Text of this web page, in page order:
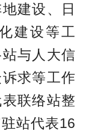
建设、日
建设等工
与人大信
求等工作
联络站整
站代表16